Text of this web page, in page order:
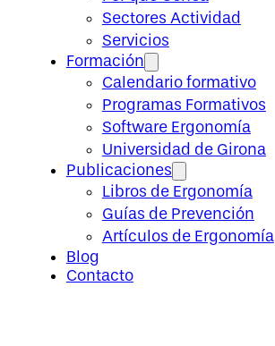
Sectores Actividad
Servicios
Formación
Calendario formativo
Programas Formativos
Software Ergonomía
Universidad de Girona
Publicaciones
Libros de Ergonomía
Guías de Prevención
Artículos de Ergonomía
Blog
Contacto